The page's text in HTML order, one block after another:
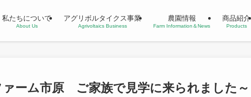
私たちについて
About Us
アグリボルタイクス事業
Agrivoltaics Business
農園情報
Farm Information＆News
商品紹介
Products
ーム市原 ご家族で見学に来られました～